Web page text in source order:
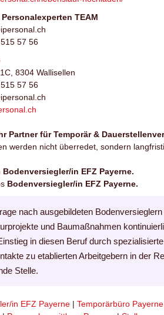
TEAM
57 56
8304 Wallisellen
57 56
Partner für Temporär &
werden nicht überredet, sondern
Bodenversiegler/in EFZ Payerne.
Bodenversiegler/in EFZ Payerne.
nach ausgebildeten
und Baumaßnahmen
in diesen Beruf durch
zu etablierten Arbeitgebern in der
Stelle.
in EFZ Payerne | Temporärbüro Payerne